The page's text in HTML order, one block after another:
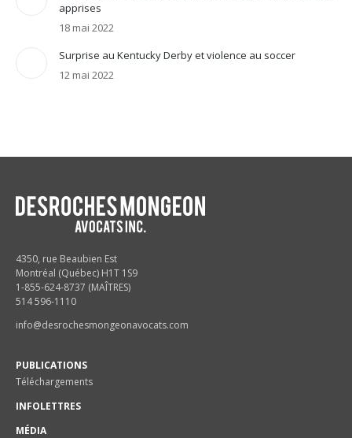
apprises
18 mai 2022
Surprise au Kentucky Derby et violence au soccer
12 mai 2022
4350, rue Beaubien Est
Montréal (Québec) H1T 1S9
1-855-624-8737 (MAÎTRES)
514 596-1110
info@desrochesmongeonavocats.com
PUBLICATIONS
Téléchargements
INFOLETTRES
MÉDIA